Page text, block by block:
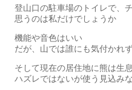
登山口の駐車場のトイレで、
思うのは私だけでしょうか
機能や音色はいい
だが、山では誰にも気付かれ
そして現在の居住地に熊は生
ハズレではないが使う見込み